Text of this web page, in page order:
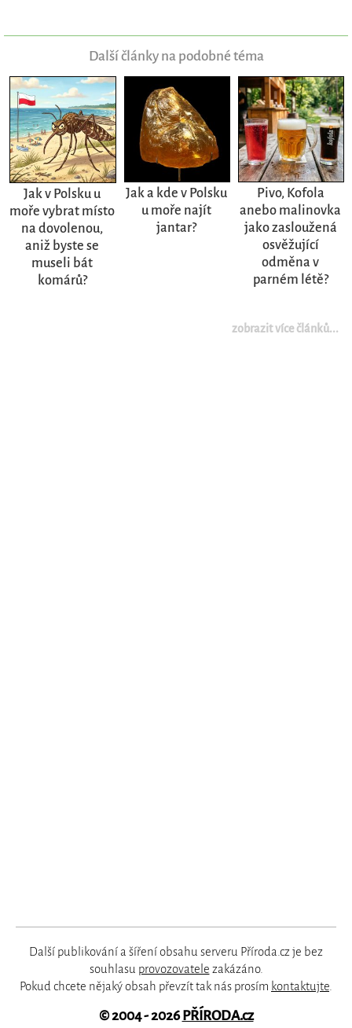
Další články na podobné téma
Jak v Polsku u
moře vybrat místo
na dovolenou,
aniž byste se
museli bát
komárů?
Jak a kde v Polsku
u moře najít
jantar?
Pivo, Kofola
anebo malinovka
jako zasloužená
osvěžující
odměna v
parném létě?
zobrazit více článků...
Další publikování a šíření obsahu serveru Příroda.cz je bez
souhlasu provozovatele zakázáno.
Pokud chcete nějaký obsah převzít tak nás prosím kontaktujte
© 2004 - 2026PŘÍRODA.cz